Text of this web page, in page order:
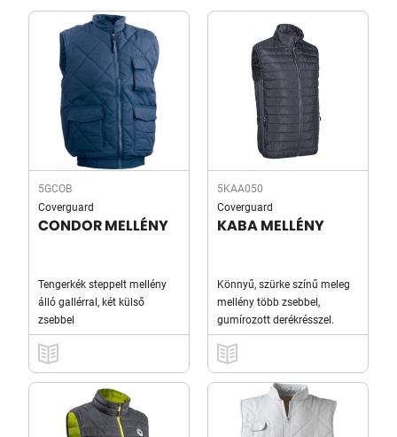
5GCOB
Coverguard
CONDOR MELLÉNY
Tengerkék steppelt mellény
álló gallérral, két külső
zsebbel
5KAA050
Coverguard
KABA MELLÉNY
Könnyű, szürke színű meleg
mellény több zsebbel,
gumírozott derékrésszel.